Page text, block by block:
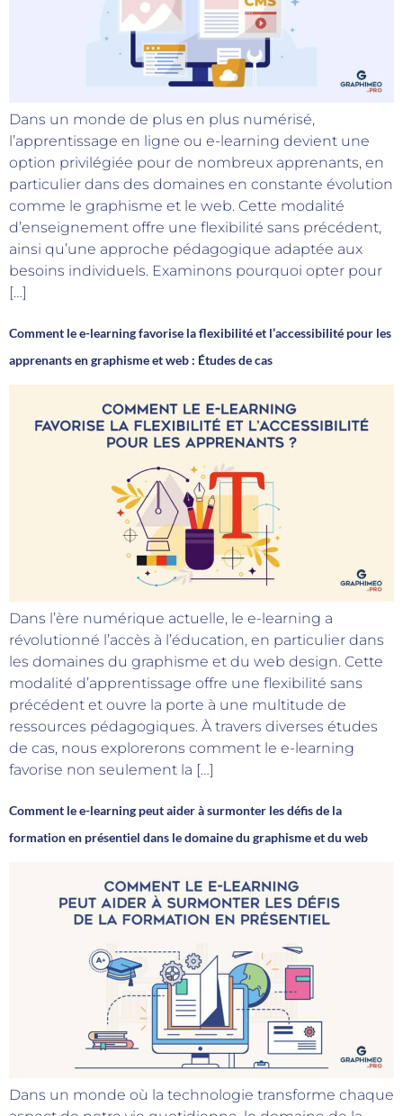
Dans un monde de plus en plus numérisé,
l’apprentissage en ligne ou e-learning devient une
option privilégiée pour de nombreux apprenants, en
particulier dans des domaines en constante évolution
comme le graphisme et le web. Cette modalité
d’enseignement offre une flexibilité sans précédent,
ainsi qu’une approche pédagogique adaptée aux
besoins individuels. Examinons pourquoi opter pour
[…]
Comment le e-learning favorise la flexibilité et l’accessibilité pour les
apprenants en graphisme et web : Études de cas
Dans l’ère numérique actuelle, le e-learning a
révolutionné l’accès à l’éducation, en particulier dans
les domaines du graphisme et du web design. Cette
modalité d’apprentissage offre une flexibilité sans
précédent et ouvre la porte à une multitude de
ressources pédagogiques. À travers diverses études
de cas, nous explorerons comment le e-learning
favorise non seulement la […]
Comment le e-learning peut aider à surmonter les défis de la
formation en présentiel dans le domaine du graphisme et du web
Dans un monde où la technologie transforme chaque